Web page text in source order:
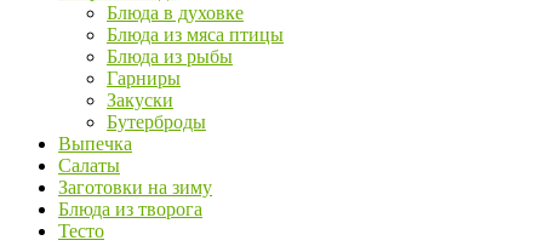
Блюда в духовке
Блюда из мяса птицы
Блюда из рыбы
Гарниры
Закуски
Бутерброды
Выпечка
Салаты
Заготовки на зиму
Блюда из творога
Тесто